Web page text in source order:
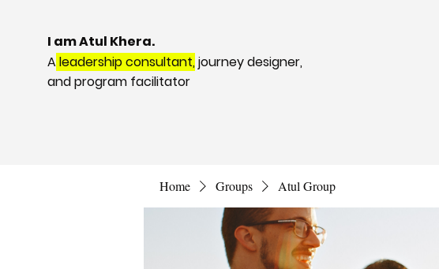
I am Atul Khera.
Aleadership consultant,journey designer,
and program facilitator
Home Groups Atul Group